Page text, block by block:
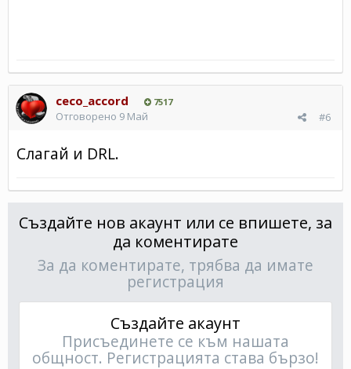
ceco_accord 7517
#6
Отговорено 9 Май
Слагай и DRL.
Създайте нов акаунт или се впишете, за
да коментирате
За да коментирате, трябва да имате
регистрация
Създайте акаунт
Присъединете се към нашата
общност. Регистрацията става бързо!